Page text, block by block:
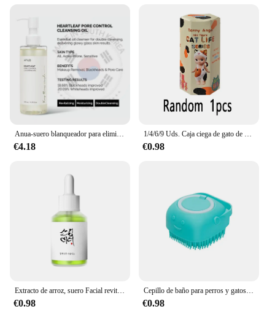
are designed to appeal to a wide audience, making
them a versatile addition to any retail environment.
Anua-suero blanqueador para eliminar el acné, niacinamida 10% + TXA + melocotón 70
€4.18
1/4/6/9 Uds. Caja ciega de gato de envío aleatorio Sonny Angel gatos vida figuras de acción juguetes adornos muñecas Fans niños regalos de navidad
€0.98
€0.98
Cepillo de baño para perros y gatos, dispensador de champú, silicona suave, cerdas de goma, herramienta de aseo para ducha
€0.98